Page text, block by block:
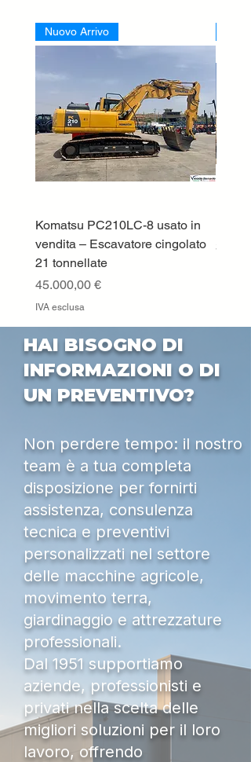
Nuovo Arrivo
Komatsu PC210LC-8 usato in
vendita – Escavatore cingolato
21 tonnellate
Prezzo
45.000,00 €
IVA esclusa
Prezzo
HAI BISOGNO DI
INFORMAZIONI O DI
UN PREVENTIVO?
Non perdere tempo: il nostro
team è a tua completa
disposizione per fornirti
assistenza, consulenza
tecnica e preventivi
personalizzati nel settore
delle macchine agricole,
movimento terra,
giardinaggio e attrezzature
professionali.
Dal 1951 supportiamo
aziende, professionisti e
privati nella scelta delle
migliori soluzioni per il loro
lavoro, offrendo